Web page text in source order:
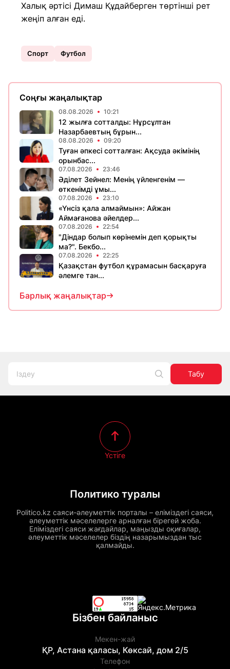
Халық әртісі Димаш Құдайберген төртінші рет
жеңіп алған еді.
Спорт Футбол
Соңғы жаңалықтар
08.08.2026 10:21
12 жылға сотталды: Нұрсұлтан
Назарбаевтың бұрын...
08.08.2026 09:20
Туған әпкесі сотталған: Ақсуда әкімінің
орынбас...
07.08.2026 23:46
Әділет Зейнел: Менің үйленгенім —
өткенімді ұмы...
07.08.2026 23:10
«Үнсіз қала алмаймын»: Айжан
Аймағанова әйелдер...
07.08.2026 22:54
"Діндар болып көрінемін деп қорықты
ма?". Бекбо...
07.08.2026 22:25
Қазақстан футбол құрамасын басқаруға
әлемге тан...
Барлық жаңалықтар
Табу
Политико туралы
Politico.kz саяси-әлеуметтік порталы – еліміздегі саяси,
әлеуметтік мәселелерге арналған бірегей жоба.
Еліміздегі саяси жағдайлар, маңызды оқиғалар,
әлеуметтік мәселелер біздің назарымыздан тыс
қалмайды.
Үстіге
Бізбен байланыс
Мекен-жай
ҚР, Астана қаласы, Көксай, дом 2/5
Телефон